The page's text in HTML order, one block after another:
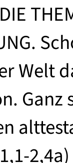
Welt